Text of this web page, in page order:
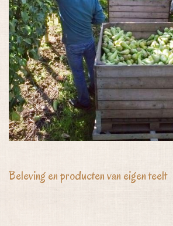
Beleving en producten van eigen teelt